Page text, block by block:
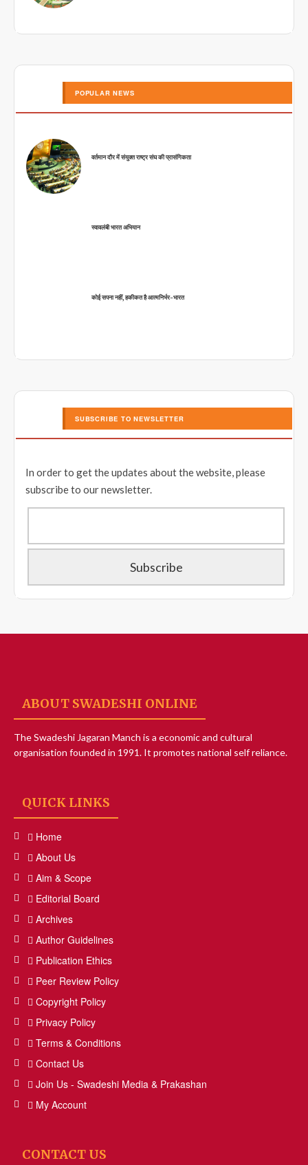
POPULAR NEWS
वर्तमान दौर में संयुक्त राष्ट्र संघ की प्रासंगिकता
स्वावलंबी भारत अभियान
कोई सपना नहीं, हकीकत है आत्मनिर्भर-भारत
SUBSCRIBE TO NEWSLETTER
In order to get the updates about the website, please
subscribe to our newsletter.
ABOUT SWADESHI ONLINE
The Swadeshi Jagaran Manch is a economic and cultural
organisation founded in 1991. It promotes national self reliance.
QUICK LINKS
Home
About Us
Aim & Scope
Editorial Board
Archives
Author Guidelines
Publication Ethics
Peer Review Policy
Copyright Policy
Privacy Policy
Terms & Conditions
Contact Us
Join Us - Swadeshi Media & Prakashan
My Account
CONTACT US